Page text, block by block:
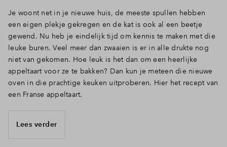
Je woont net in je nieuwe huis, de meeste spullen hebben
een eigen plekje gekregen en de kat is ook al een beetje
gewend. Nu heb je eindelijk tijd om kennis te maken met die
leuke buren. Veel meer dan zwaaien is er in alle drukte nog
niet van gekomen. Hoe leuk is het dan om een heerlijke
appeltaart voor ze te bakken? Dan kun je meteen die nieuwe
oven in die prachtige keuken uitproberen. Hier het recept van
een Franse appeltaart.
Lees verder